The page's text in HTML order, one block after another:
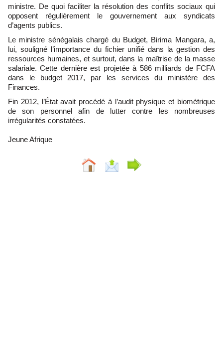
ministre. De quoi faciliter la résolution des conflits sociaux qui
opposent régulièrement le gouvernement aux syndicats
d’agents publics.
Le ministre sénégalais chargé du Budget, Birima Mangara, a,
lui, souligné l’importance du fichier unifié dans la gestion des
ressources humaines, et surtout, dans la maîtrise de la masse
salariale. Cette dernière est projetée à 586 milliards de FCFA
dans le budget 2017, par les services du ministère des
Finances.
Fin 2012, l’État avait procédé à l’audit physique et biométrique
de son personnel afin de lutter contre les nombreuses
irrégularités constatées.
Jeune Afrique